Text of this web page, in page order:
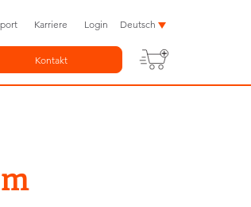
Karriere Login Deutsch
Kontakt